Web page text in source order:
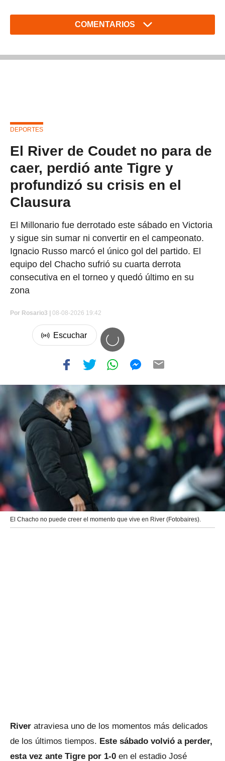
COMENTARIOS